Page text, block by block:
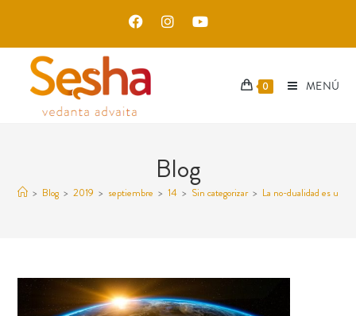
0 MENÚ
Blog
> Blog > 2019 > septiembre > 14 > Sin categorizar > La no-dualidad es una